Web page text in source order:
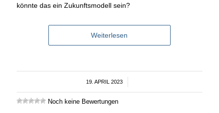
könnte das ein Zukunftsmodell sein?
Weiterlesen
19. APRIL 2023
/
Noch keine Bewertungen